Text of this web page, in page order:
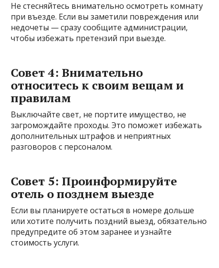
Не стесняйтесь внимательно осмотреть комнату
при въезде. Если вы заметили повреждения или
недочеты — сразу сообщите администрации,
чтобы избежать претензий при выезде.
Совет 4: Внимательно
относитесь к своим вещам и
правилам
Выключайте свет, не портите имущество, не
загромождайте проходы. Это поможет избежать
дополнительных штрафов и неприятных
разговоров с персоналом.
Совет 5: Проинформируйте
отель о позднем выезде
Если вы планируете остаться в номере дольше
или хотите получить поздний выезд, обязательно
предупредите об этом заранее и узнайте
стоимость услуги.